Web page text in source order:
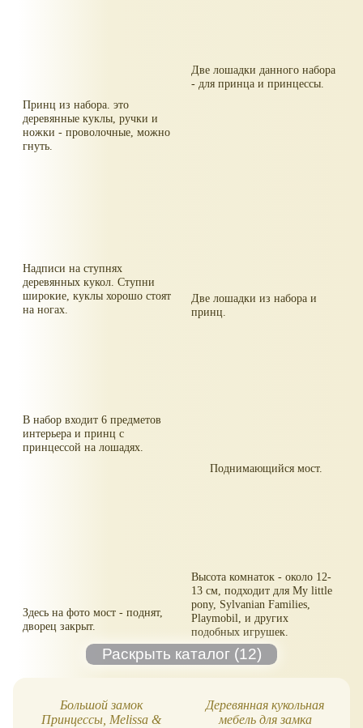
Принц из набора. это
деревянные куклы, ручки и
ножки - проволочные, можно
гнуть.
Две лошадки данного набора
- для принца и принцессы.
Надписи на ступнях
деревянных кукол. Ступни
широкие, куклы хорошо стоят
на ногах.
Две лошадки из набора и
принц.
В набор входит 6 предметов
интерьера и принц с
принцессой на лошадях.
Поднимающийся мост.
Здесь на фото мост - поднят,
дворец закрыт.
Высота комнаток - около 12-
13 см, подходит для My little
pony, Sylvanian Families,
Playmobil, и других
подобных игрушек.
Большой замок
Принцессы, Melissa &
Деревянная кукольная
мебель для замка